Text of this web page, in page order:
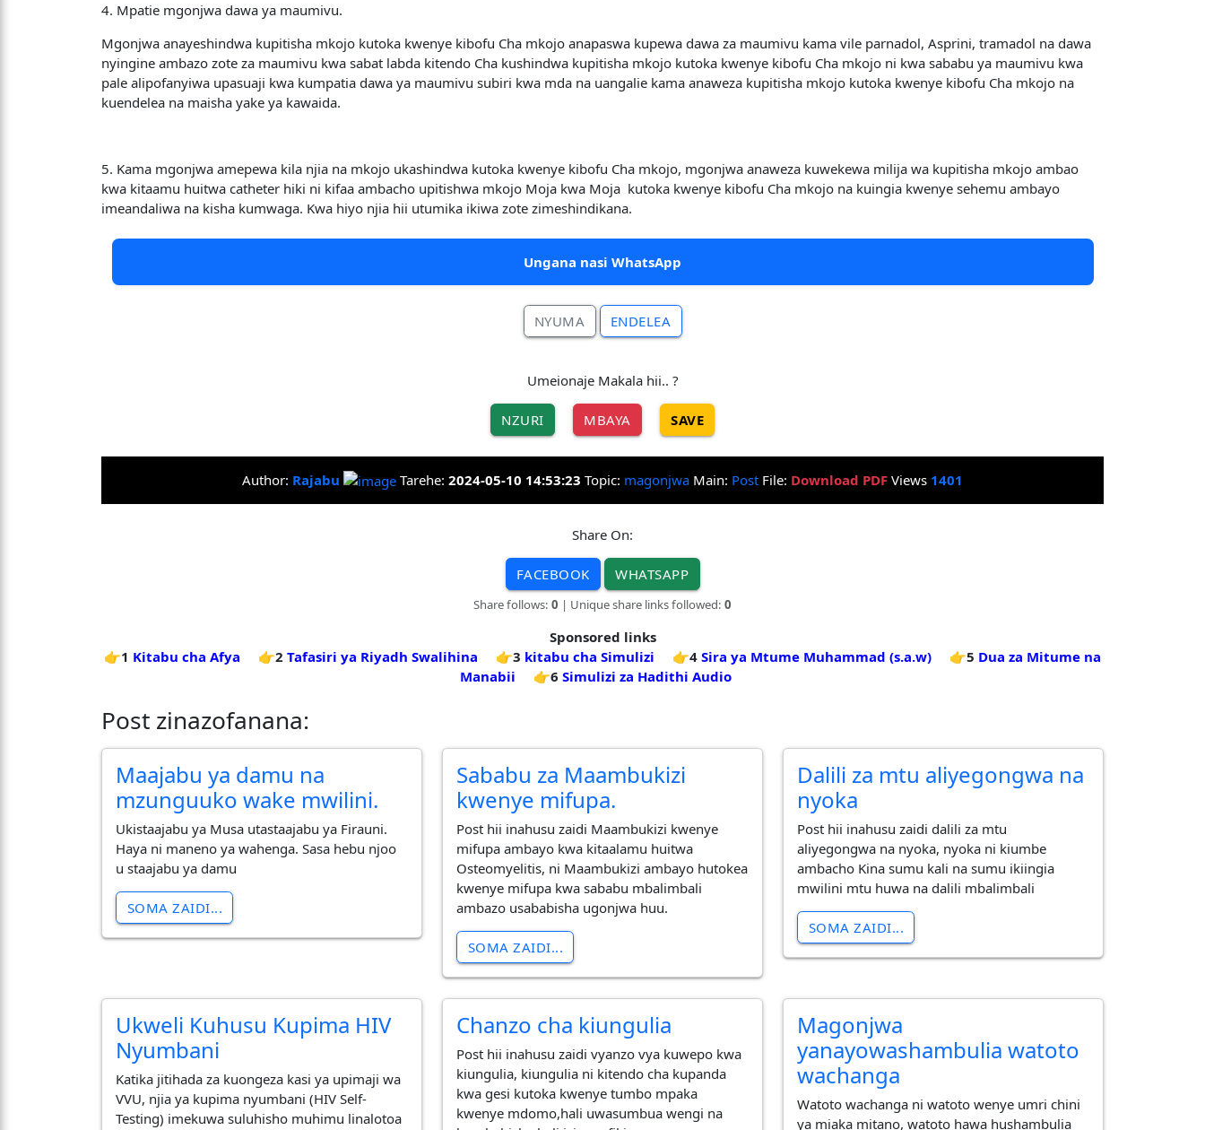
4. Mpatie mgonjwa dawa ya maumivu.
Mgonjwa anayeshindwa kupitisha mkojo kutoka kwenye kibofu Cha mkojo anapaswa kupewa dawa za maumivu kama vile parnadol, Asprini, tramadol na dawa
nyingine ambazo zote za maumivu kwa sabat labda kitendo Cha kushindwa kupitisha mkojo kutoka kwenye kibofu Cha mkojo ni kwa sababu ya maumivu kwa
pale alipofanyiwa upasuaji kwa kumpatia dawa ya maumivu subiri kwa mda na uangalie kama anaweza kupitisha mkojo kutoka kwenye kibofu Cha mkojo na
kuendelea na maisha yake ya kawaida.
5. Kama mgonjwa amepewa kila njia na mkojo ukashindwa kutoka kwenye kibofu Cha mkojo, mgonjwa anaweza kuwekewa milija wa kupitisha mkojo ambao
kwa kitaamu huitwa catheter hiki ni kifaa ambacho upitishwa mkojo Moja kwa Moja kutoka kwenye kibofu Cha mkojo na kuingia kwenye sehemu ambayo
imeandaliwa na kisha kumwaga. Kwa hiyo njia hii utumika ikiwa zote zimeshindikana.
Ungana nasi WhatsApp
NYUMA ENDELEA
Umeionaje Makala hii.. ?
NZURI MBAYA SAVE
Author: Rajabu Tarehe: 2024-05-10 14:53:23 Topic: magonjwa Main: Post File: Download PDF Views 1401
Share On:
FACEBOOK WHATSAPP
Share follows: 0 | Unique share links followed: 0
Sponsored links
👉1 Kitabu cha Afya 👉2 Tafasiri ya Riyadh Swalihina 👉3 kitabu cha Simulizi 👉4 Sira ya Mtume Muhammad (s.a.w) 👉5 Dua za Mitume na
Manabii
👉6 Simulizi za Hadithi Audio
Post zinazofanana:
Maajabu ya damu na
mzunguuko wake mwilini.
Ukistaajabu ya Musa utastaajabu ya Firauni.
Haya ni maneno ya wahenga. Sasa hebu njoo
u staajabu ya damu
SOMA ZAIDI...
Sababu za Maambukizi
kwenye mifupa.
Post hii inahusu zaidi Maambukizi kwenye
mifupa ambayo kwa kitaalamu huitwa
Osteomyelitis, ni Maambukizi ambayo hutokea
kwenye mifupa kwa sababu mbalimbali
ambazo usababisha ugonjwa huu.
SOMA ZAIDI...
Dalili za mtu aliyegongwa na
nyoka
Post hii inahusu zaidi dalili za mtu
aliyegongwa na nyoka, nyoka ni kiumbe
ambacho Kina sumu kali na sumu ikiingia
mwilini mtu huwa na dalili mbalimbali
SOMA ZAIDI...
Ukweli Kuhusu Kupima HIV
Nyumbani
Katika jitihada za kuongeza kasi ya upimaji wa
VVU, njia ya kupima nyumbani (HIV Self-
Testing) imekuwa suluhisho muhimu linalotoa
Chanzo cha kiungulia
Post hii inahusu zaidi vyanzo vya kuwepo kwa
kiungulia, kiungulia ni kitendo cha kupanda
kwa gesi kutoka kwenye tumbo mpaka
kwenye mdomo,hali uwasumbua wengi na
Magonjwa
yanayowashambulia watoto
wachanga
Watoto wachanga ni watoto wenye umri chini
ya miaka mitano, watoto hawa hushambulia